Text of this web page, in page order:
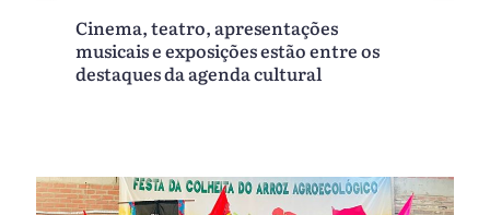
Cinema, teatro, apresentações
musicais e exposições estão entre os
destaques da agenda cultural